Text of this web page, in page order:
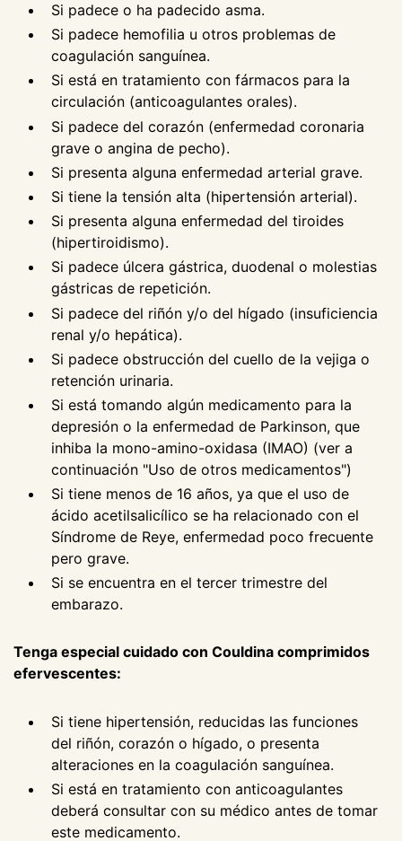
Si padece o ha padecido asma.
Si padece hemofilia u otros problemas de
coagulación sanguínea.
Si está en tratamiento con fármacos para la
circulación (anticoagulantes orales).
Si padece del corazón (enfermedad coronaria
grave o angina de pecho).
Si presenta alguna enfermedad arterial grave.
Si tiene la tensión alta (hipertensión arterial).
Si presenta alguna enfermedad del tiroides
(hipertiroidismo).
Si padece úlcera gástrica, duodenal o molestias
gástricas de repetición.
Si padece del riñón y/o del hígado (insuficiencia
renal y/o hepática).
Si padece obstrucción del cuello de la vejiga o
retención urinaria.
Si está tomando algún medicamento para la
depresión o la enfermedad de Parkinson, que
inhiba la mono-amino-oxidasa (IMAO) (ver a
continuación "Uso de otros medicamentos")
Si tiene menos de 16 años, ya que el uso de
ácido acetilsalicílico se ha relacionado con el
Síndrome de Reye, enfermedad poco frecuente
pero grave.
Si se encuentra en el tercer trimestre del
embarazo.
Tenga especial cuidado con Couldina comprimidos
efervescentes:
Si tiene hipertensión, reducidas las funciones
del riñón, corazón o hígado, o presenta
alteraciones en la coagulación sanguínea.
Si está en tratamiento con anticoagulantes
deberá consultar con su médico antes de tomar
este medicamento.